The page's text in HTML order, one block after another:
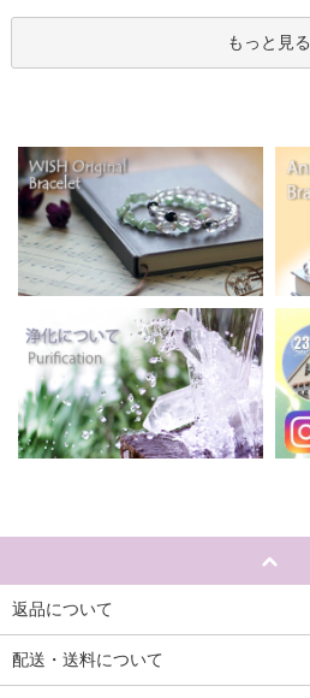
もっと見る
返品について
配送・送料について